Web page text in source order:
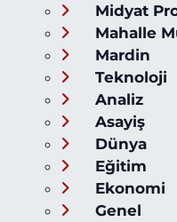
Midyat
Mahalle
Mardin
Teknoloji
Analiz
Asayiş
Dünya
Eğitim
Ekonomi
Genel